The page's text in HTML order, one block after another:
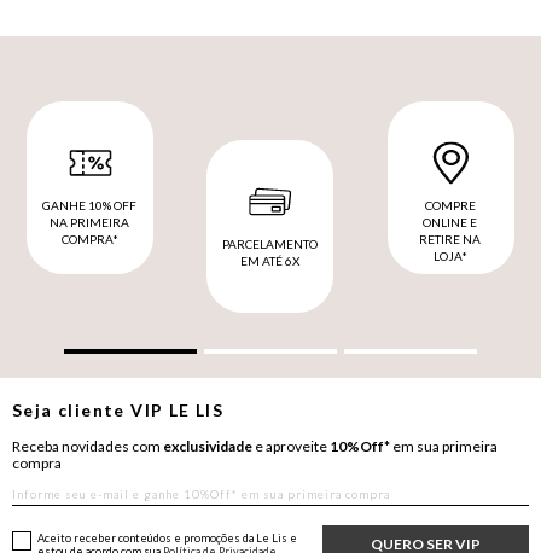
GANHE 10% OFF
NA PRIMEIRA
COMPRA*
PARCELAMENTO
EM ATÉ 6X
COMPRE
ONLINE E
RETIRE NA
LOJA*
Seja clienteVIP LE LIS
Receba novidades com exclusividade e aproveite 10%Off* em sua primeira
compra
QUERO SER VIP
Aceito receber conteúdos e promoções da Le Lis e